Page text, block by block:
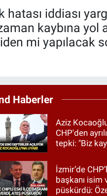
iddiası
kaybına yol
mi yapılacak
Haberler
Aziz
CHP'den
tepki: "Biz
etmedik"
İzmir’de
başkanı isim
püskürdü: